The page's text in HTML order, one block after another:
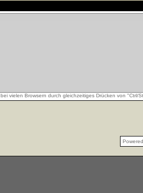
vielen Browsern durch gleichzeitiges Drücken von "Ctrl/